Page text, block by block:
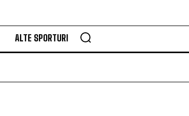
ALTE SPORTURI